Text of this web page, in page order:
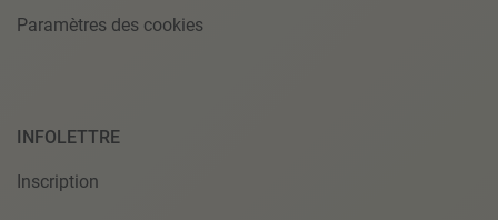
Paramètres des cookies
INFOLETTRE
Inscription